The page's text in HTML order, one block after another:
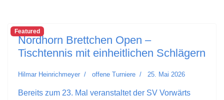
Featured
Nordhorn Brettchen Open –
Tischtennis mit einheitlichen Schlägern
Hilmar Heinrichmeyer offene Turniere 25. Mai 2026
Bereits zum 23. Mal veranstaltet der SV Vorwärts